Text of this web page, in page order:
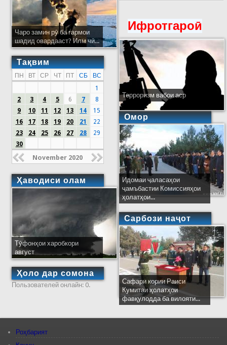
Чаро замин рӯ ба гармои
шадид овардааст? Илм чӣ...
Тақвим
ПН ВТ СР ЧТ ПТ СБ
ВС
1
2
3 4 5 6 7
8
9
10 11 12 13 14
15
16
17 18 19 20 21
22
23
24 25 26 27 28
29
30
November 2020
Ҳаводиси олам
Тӯфонҳои харобкори
август
Ҳоло дар сомона
Пользователей онлайн: 0.
Ифротгароӣ
Терроризм вабои аср
Омор
Идомаи ҷаласаҳои
ҷамъбастии Комиссияҳои
ҳолатҳои...
Сарбози наҷот
Сафари кории Раиси
Кумитаи ҳолатҳои
фавқулодда ба вилояти...
Роҳбарият